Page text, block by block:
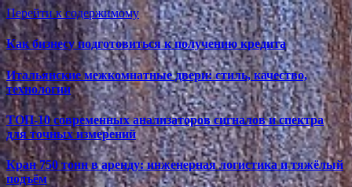
Перейти к содержимому
Как бизнесу подготовиться к получению кредита
Итальянские межкомнатные двери: стиль, качество,
технологии
ТОП-10 современных анализаторов сигналов и спектра
для точных измерений
Кран 750 тонн в аренду: инженерная логистика и тяжёлый
подъём